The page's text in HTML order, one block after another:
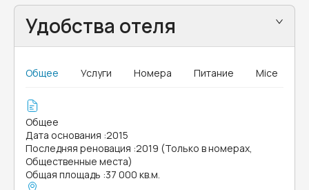
Удобства отеля
Общее Услуги Номера Питание Mice
Общее
Дата основания :2015
Последняя реновация :2019 (Только в номерах,
Общественные места)
Общая площадь :37 000 кв.м.